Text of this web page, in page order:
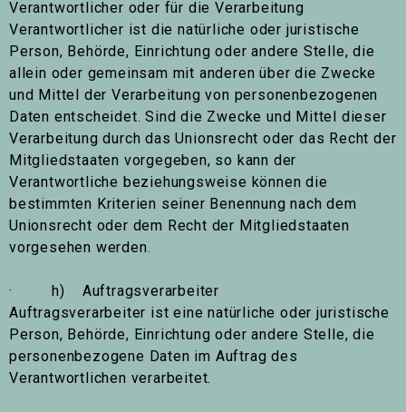
Verantwortlicher oder für die Verarbeitung
Verantwortlicher ist die natürliche oder juristische
Person, Behörde, Einrichtung oder andere Stelle, die
allein oder gemeinsam mit anderen über die Zwecke
und Mittel der Verarbeitung von personenbezogenen
Daten entscheidet. Sind die Zwecke und Mittel dieser
Verarbeitung durch das Unionsrecht oder das Recht der
Mitgliedstaaten vorgegeben, so kann der
Verantwortliche beziehungsweise können die
bestimmten Kriterien seiner Benennung nach dem
Unionsrecht oder dem Recht der Mitgliedstaaten
vorgesehen werden.
· h) Auftragsverarbeiter
Auftragsverarbeiter ist eine natürliche oder juristische
Person, Behörde, Einrichtung oder andere Stelle, die
personenbezogene Daten im Auftrag des
Verantwortlichen verarbeitet.